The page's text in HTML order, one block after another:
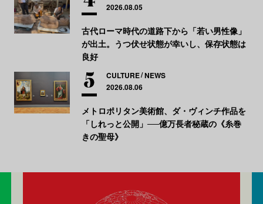
2026.08.05
古代ローマ時代の道路下から「若い男性像」
が出土。うつ伏せ状態が幸いし、保存状態は
良好
CULTURE NEWS
2026.08.06
メトロポリタン美術館、ダ・ヴィンチ作品を
「しれっと公開」──億万長者秘蔵の《糸巻
きの聖母》